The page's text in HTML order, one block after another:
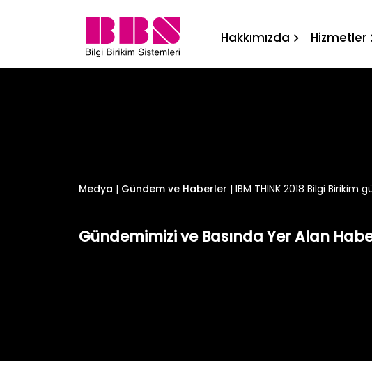
IBM THINK 2018 Bilgi Birikim
Hakkımızda Hizmetler
Medya | Gündem ve Haberler | IBM THINK 2018 Bilgi
Gündemimizi ve Basında Yer Alan